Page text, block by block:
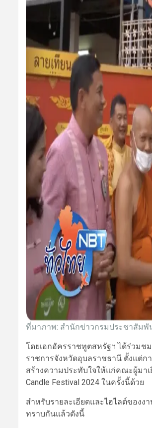
ที่มาภาพ: สำนักข่าวกรมประชาสัมพั
โดยเอกอัครราชทูตสหรัฐฯ ได้ร่วมช
ราชการจังหวัดอุบลราชธานี ตั้งแต่
สร้างความประทับใจให้แก่คณะผู้มา
Candle Festival 2024 ในครั้งนี้ด้วย
สำหรับรายละเอียดและไฮไลต์ของง
ทราบกันแล้วดังนี้